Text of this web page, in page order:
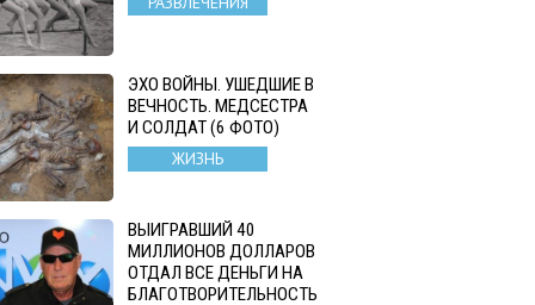
ЭХО ВОЙНЫ. УШЕДШИЕ В
ВЕЧНОСТЬ. МЕДСЕСТРА
И СОЛДАТ (6 ФОТО)
ЖИЗНЬ
ВЫИГРАВШИЙ 40
МИЛЛИОНОВ ДОЛЛАРОВ
ОТДАЛ ВСЕ ДЕНЬГИ НА
БЛАГОТВОРИТЕЛЬНОСТЬ